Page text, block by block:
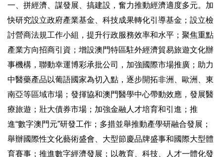
一、拼經濟、謀發展、搞建設，奮力推動經濟適度多元。加
快研究設立政府產業基金、科技成果轉化引導基金；設立檢
討營商法規工作小組，提升行政服務效率和水平；聚焦重點
產業方向招商引資；增設澳門特區駐外經濟貿易旅遊文化辦
事機構，聯動幸運博彩承批公司，加強國際市場推廣；助力
中醫藥產品以葡語國家為切入點，逐步開拓非洲、歐洲、東
南亞等區域市場；發揮協和澳門醫學中心帶動效應，發展醫
療旅遊；壯大債券市場；加強金融人才培育和引進；推
進“數字澳門元”研發工作；多措並舉推動產學研融合發展；
舉辦國際性文化藝術盛會、大型節慶品牌盛事和國際大型體
育賽事；推進數字經濟發展；以教育、科技、人才一體化發